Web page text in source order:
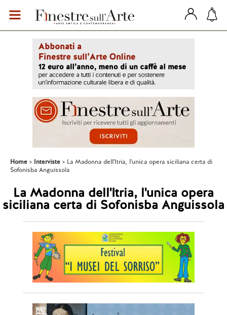
Home Interviste
La Madonna dell'Itria, l'unica opera siciliana certa di
Sofonisba Anguissola
La Madonna dell'Itria, l'unica opera
siciliana certa di Sofonisba Anguissola